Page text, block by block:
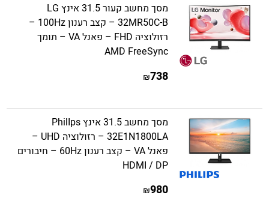
מסך מחשב קעור 31.5 אינץ LG
32MR50C-B – קצב רענון 100Hz –
רזולוציה FHD – פאנל VA – תומך
AMD FreeSync
738
₪
מסך מחשב 31.5 אינץ PhilIps
32E1N1800LA – רזולוציה UHD –
פאנל VA – קצב רענון 60Hz – חיבורים
HDMI / DP
980
₪